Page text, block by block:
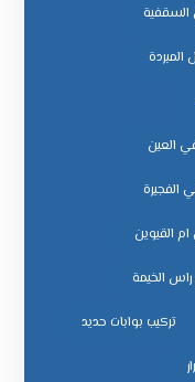
السقفية
العين
الفجيرة
القيوين
الخيمة
تركيب بوابات حديد